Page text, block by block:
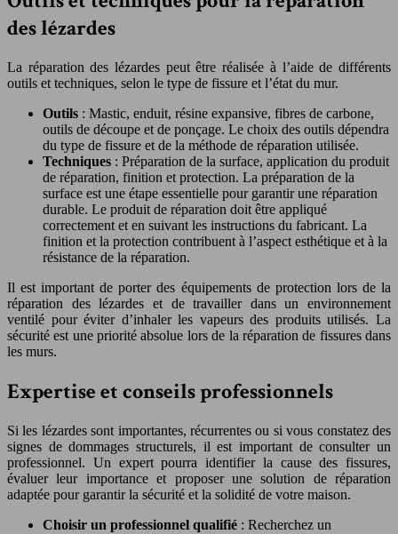
des lézardes
La réparation des lézardes peut être réalisée à l’aide de différents
outils et techniques, selon le type de fissure et l’état du mur.
Outils : Mastic, enduit, résine expansive, fibres de carbone,
outils de découpe et de ponçage. Le choix des outils dépendra
du type de fissure et de la méthode de réparation utilisée.
Techniques : Préparation de la surface, application du produit
de réparation, finition et protection. La préparation de la
surface est une étape essentielle pour garantir une réparation
durable. Le produit de réparation doit être appliqué
correctement et en suivant les instructions du fabricant. La
finition et la protection contribuent à l’aspect esthétique et à la
résistance de la réparation.
Il est important de porter des équipements de protection lors de la
réparation des lézardes et de travailler dans un environnement
ventilé pour éviter d’inhaler les vapeurs des produits utilisés. La
sécurité est une priorité absolue lors de la réparation de fissures dans
les murs.
Expertise et conseils professionnels
Si les lézardes sont importantes, récurrentes ou si vous constatez des
signes de dommages structurels, il est important de consulter un
professionnel. Un expert pourra identifier la cause des fissures,
évaluer leur importance et proposer une solution de réparation
adaptée pour garantir la sécurité et la solidité de votre maison.
Choisir un professionnel qualifié : Recherchez un